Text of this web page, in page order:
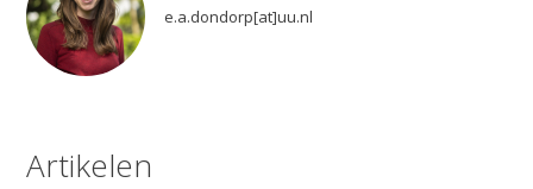
e.a.dondorp[at]uu.nl
Artikelen